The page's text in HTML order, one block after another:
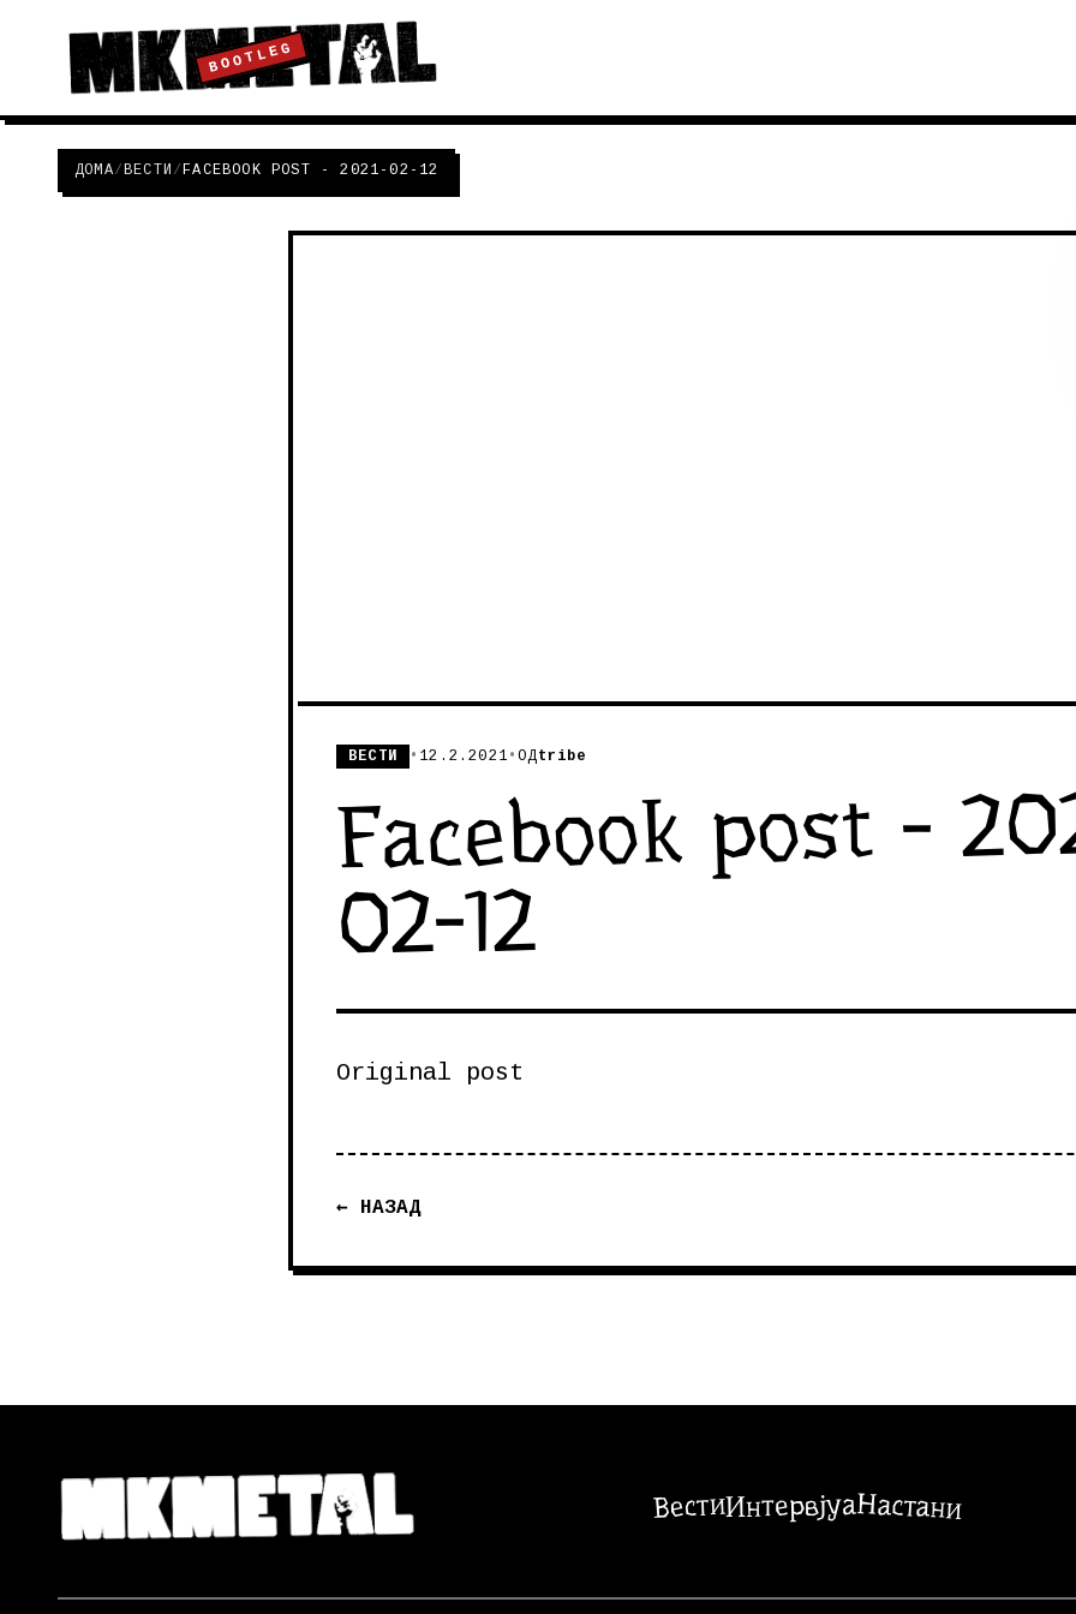
BOOTLEG
ДОМА/ВЕСТИ /FACEBOOK POST - 2021-02-12
ВЕСТИ • 12.2.2021 •ОДtribe
Facebook post -
02-12
Original post
← НАЗАД
ВестиИнтервјуаНастани